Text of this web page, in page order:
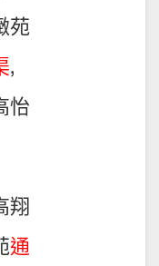
苑
,
怡
翔
通